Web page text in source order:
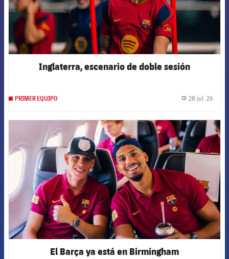
Inglaterra, escenario de doble sesión
PRIMER EQUIPO 28 jul. 26
FCB Barcelona badge
El Barça ya está en Birmingham